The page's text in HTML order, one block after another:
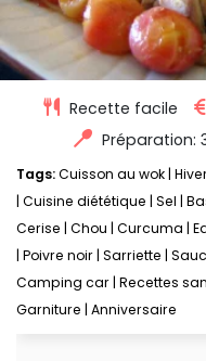
Recette facile
Préparation:
Tags:Cuisson au wok
Cuisine diététique Sel
Cerise Chou Curcuma
Poivre noir Sarriette
Camping car Recettes
Garniture Anniversaire